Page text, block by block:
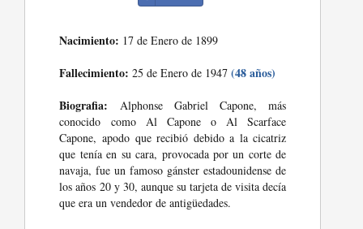
Nacimiento: 17 de Enero de 1899
Fallecimiento: 25 de Enero de 1947(48 años)
Biografia: Alphonse Gabriel Capone, más
conocido como Al Capone o Al Scarface
Capone, apodo que recibió debido a la cicatriz
que tenía en su cara, provocada por un corte de
navaja, fue un famoso gánster estadounidense de
los años 20 y 30, aunque su tarjeta de visita decía
que era un vendedor de antigüedades.